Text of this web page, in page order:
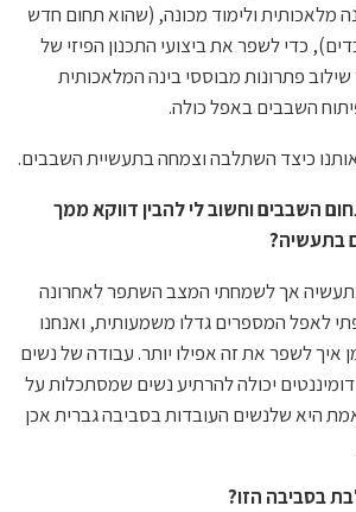
מלאכותית ולימוד מכונה, (שהוא תחום חדש
כדי לשפר את ביצועי התכנון הפיזי של
שילוב פתרונות מבוססי בינה המלאכותית
השבבים באפל כולה.
כיצד השתלבה וצמחה בתעשיית השבבים.
השבבים וחשוב לי להבין דווקא ממך
בתעשיה?
אך לשמחתי המצב השתפר לאחרונה
לאפל המספרים גדלו משמעותית, ואנחנו
איך לשפר את זה אפילו יותר. עבודה של נשים
יכולה להרתיע נשים שמסתכלות על
היא שלנשים העובדות בסביבה גברית אכן
בסביבה הזו?